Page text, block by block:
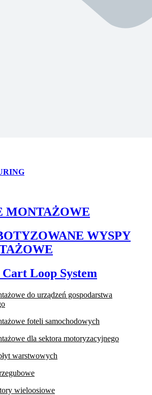
MONTAŻOWE
WYSPY
Loop System
do urządzeń gospodarstwa
foteli samochodowych
dla sektora motoryzacyjnego
warstwowych
wieloosiowe